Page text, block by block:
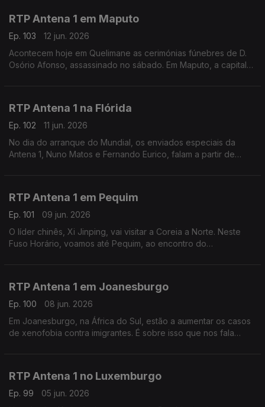
RTP Antena 1 em Maputo
Ep. 103
12 jun. 2026
Acontecem hoje em Quelimane as cerimónias fúnebres de D.
Osório Afonso, assassinado no sábado. Em Maputo, a capital
RTP Antena 1 na Flórida
Ep. 102
11 jun. 2026
No dia do arranque do Mundial, os enviados especiais da
Antena 1, Nuno Matos e Fernando Eurico, falam a partir de
RTP Antena 1 em Pequim
Ep. 101
09 jun. 2026
O líder chinês, Xi Jinping, vai visitar a Coreia a Norte. Neste
Fuso Horário, voamos até Pequim, ao encontro do
RTP Antena 1 em Joanesburgo
Ep. 100
08 jun. 2026
Em Joanesburgo, na África do Sul, estão a aumentar os casos
de xenofobia contra imigrantes. É sobre isso que nos fala
RTP Antena 1 no Luxemburgo
Ep. 99
05 jun. 2026